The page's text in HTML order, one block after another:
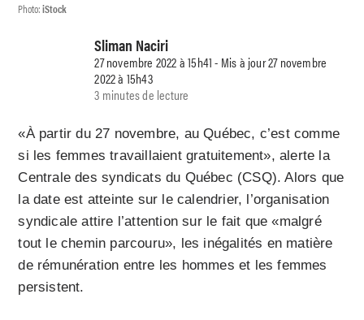
Photo:iStock
Sliman Naciri
27 novembre 2022 à 15h41 - Mis à jour 27 novembre
2022 à 15h43
3 minutes de lecture
«À partir du 27 novembre, au Québec, c’est comme
si les femmes travaillaient gratuitement», alerte la
Centrale des syndicats du Québec (CSQ). Alors que
la date est atteinte sur le calendrier, l’organisation
syndicale attire l’attention sur le fait que «malgré
tout le chemin parcouru», les inégalités en matière
de rémunération entre les hommes et les femmes
persistent.